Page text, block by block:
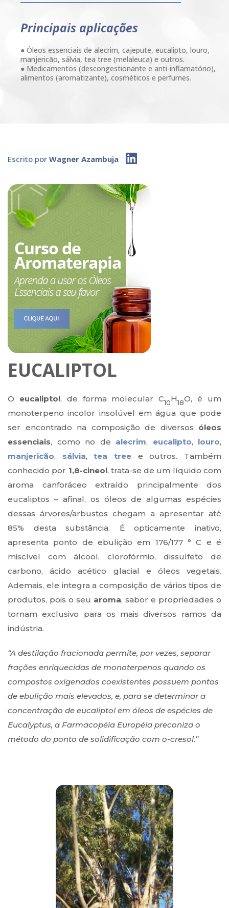
Principais aplicações
● Óleos essenciais de alecrim, cajepute, eucalipto, louro,
manjericão, sálvia, tea tree (melaleuca) e outros.
● Medicamentos (descongestionante e anti-inflamatório),
alimentos (aromatizante), cosméticos e perfumes.
Escrito por Wagner Azambuja
EUCALIPTOL
O eucaliptol, de forma molecular C10H18O, é um
monoterpeno incolor insolúvel em água que pode
ser encontrado na composição de diversos óleos
essenciais, como no de alecrim, eucalipto, louro,
manjericão, sálvia,tea tree e outros. Também
conhecido por 1,8-cineol, trata-se de um líquido com
aroma canforáceo extraído principalmente dos
eucaliptos – afinal, os óleos de algumas espécies
dessas árvores/arbustos chegam a apresentar até
85% desta substância. É opticamente inativo,
apresenta ponto de ebulição em 176/177 ° C e é
miscível com álcool, clorofórmio, dissulfeto de
carbono, ácido acético glacial e óleos vegetais.
Ademais, ele integra a composição de vários tipos de
produtos, pois o seu aroma, sabor e propriedades o
tornam exclusivo para os mais diversos ramos da
indústria.
“A destilação fracionada permite, por vezes, separar
frações enriquecidas de monoterpenos quando os
compostos oxigenados coexistentes possuem pontos
de ebulição mais elevados, e, para se determinar a
concentração de eucaliptol em óleos de espécies de
Eucalyptus, a Farmacopéia Européia preconiza o
método do ponto de solidificação com o-cresol.”